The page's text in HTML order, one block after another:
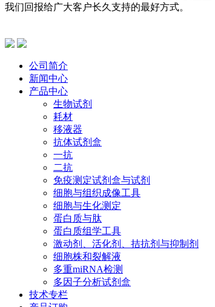
我们回报给广大客户长久支持的最好方式。
公司简介
新闻中心
产品中心
生物试剂
耗材
移液器
抗体试剂盒
一抗
二抗
免疫测定试剂盒与试剂
细胞与组织成像工具
细胞与生化测定
蛋白质与肽
蛋白质组学工具
激动剂、活化剂、拮抗剂与抑制剂
细胞株和裂解液
多重miRNA检测
多因子分析试剂盒
技术专栏